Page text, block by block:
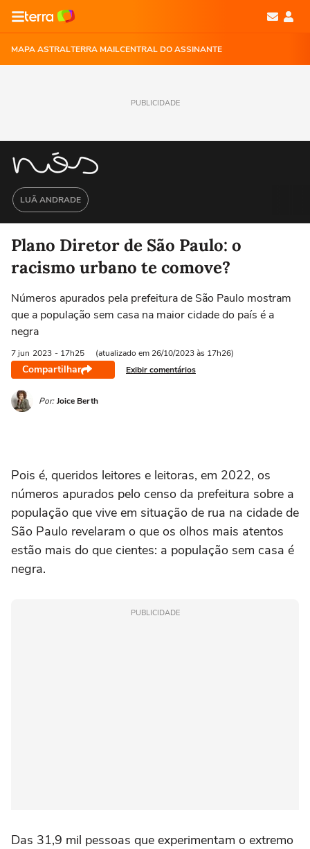
MAPA ASTRALTERRA MAILCENTRAL DO ASSINANTE
PUBLICIDADE
LUÃ ANDRADE
Plano Diretor de São Paulo: o
racismo urbano te comove?
Números apurados pela prefeitura de São Paulo mostram
que a população sem casa na maior cidade do país é a
negra
7 jun 2023 - 17h25 (atualizado em 26/10/2023 às 17h26)
Compartilhar Exibir comentários
Por: Joice Berth
Pois é, queridos leitores e leitoras, em 2022, os
números apurados pelo censo da prefeitura sobre a
população que vive em situação de rua na cidade de
São Paulo revelaram o que os olhos mais atentos
estão mais do que cientes: a população sem casa é
negra.
PUBLICIDADE
Das 31,9 mil pessoas que experimentam o extremo